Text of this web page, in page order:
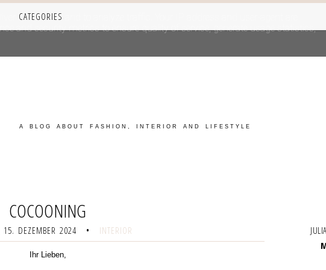
CATEGORIES
A BLOG ABOUT FASHION, INTERIOR AND LIFESTYLE
COCOONING
15. DEZEMBER 2024 • INTERIOR
Ihr Lieben,
its services and to analyze traffic. Your IP address and user-agent are
and security metrics to ensure quality of service, generate usage statistics,